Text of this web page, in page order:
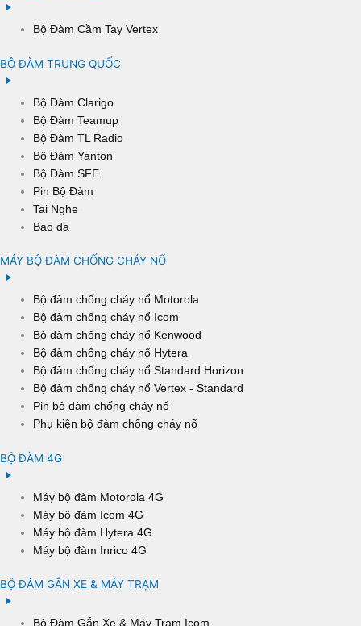
Bộ Đàm Cầm Tay Vertex
BỘ ĐÀM TRUNG QUỐC
Bộ Đàm Clarigo
Bộ Đàm Teamup
Bộ Đàm TL Radio
Bộ Đàm Yanton
Bộ Đàm SFE
Pin Bộ Đàm
Tai Nghe
Bao da
MÁY BỘ ĐÀM CHỐNG CHÁY NỔ
Bộ đàm chống cháy nổ Motorola
Bộ đàm chống cháy nổ Icom
Bộ đàm chống cháy nổ Kenwood
Bộ đàm chống cháy nổ Hytera
Bộ đàm chống cháy nổ Standard Horizon
Bộ đàm chống cháy nổ Vertex - Standard
Pin bộ đàm chống cháy nổ
Phụ kiện bộ đàm chống cháy nổ
BỘ ĐÀM 4G
Máy bộ đàm Motorola 4G
Máy bộ đàm Icom 4G
Máy bộ đàm Hytera 4G
Máy bộ đàm Inrico 4G
BỘ ĐÀM GẮN XE & MÁY TRẠM
Bộ Đàm Gắn Xe & Máy Trạm Icom